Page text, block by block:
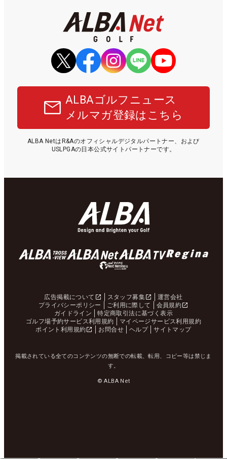
ALBAゴルフニュース
メルマガ登録はこちら
ALBA NetはR&Aのオフィシャルデジタルパートナー、および
USLPGAの日本公式サイトパートナーです。
広告掲載について スタッフ募集
運営会社
プライバシーポリシー
ご利用に際して
会員規約
ガイドライン
特定商取引法に基づく表示
ゴルフ場予約サービス利用規約
マイページサービス利用規約
ポイント利用規約
お問合せ ヘルプ サイトマップ
掲載されている全てのコンテンツの無断での転載、転用、コピー等は禁じま
す。
© ALBA Net